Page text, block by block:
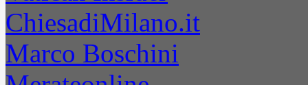
ChiesadiMilano.it
Marco Boschini